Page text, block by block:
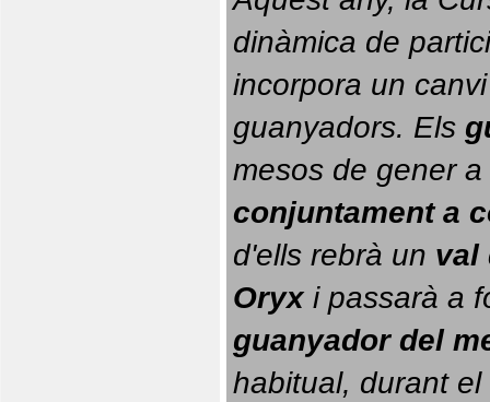
dinàmica de
incorpora un
guanyadors. Els
conjuntament a
d'ells rebrà un val
Oryx i passarà a
guanyador del
habitual, durant el